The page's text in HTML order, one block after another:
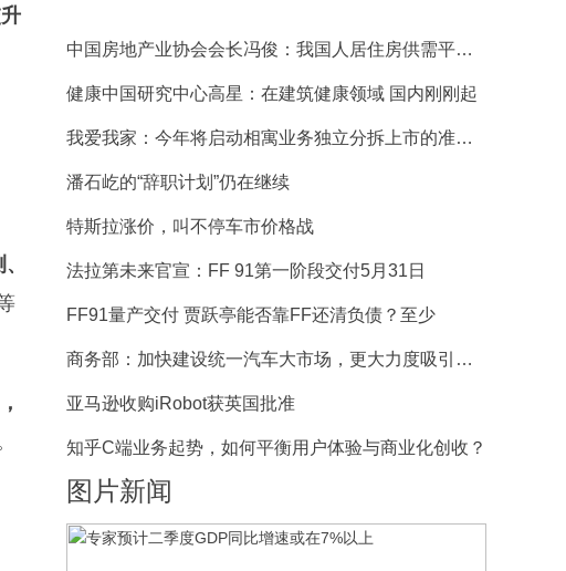
中国房地产业协会会长冯俊：我国人居住房供需平衡水
健康中国研究中心高星：在建筑健康领域 国内刚刚起
我爱我家：今年将启动相寓业务独立分拆上市的准备工
潘石屹的“辞职计划”仍在继续
特斯拉涨价，叫不停车市价格战
法拉第未来官宣：FF 91第一阶段交付5月31日
FF91量产交付 贾跃亭能否靠FF还清负债？至少
商务部：加快建设统一汽车大市场，更大力度吸引外资
亚马逊收购iRobot获英国批准
知乎C端业务起势，如何平衡用户体验与商业化创收？
图片新闻